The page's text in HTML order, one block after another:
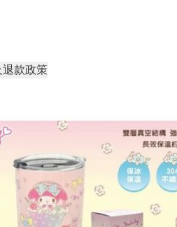
退款政策